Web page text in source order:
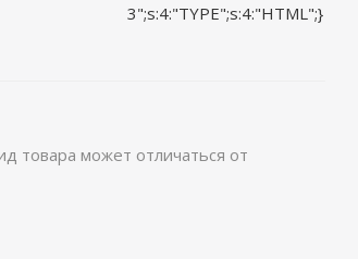
3";s:4:"TYPE";s:4:"HTML";}
товара может отличаться от